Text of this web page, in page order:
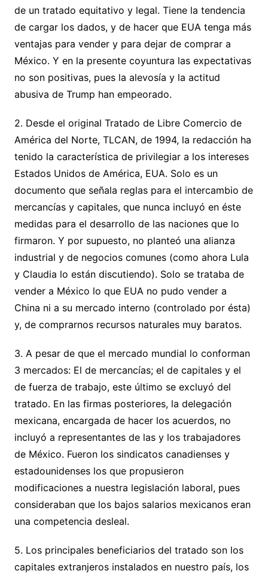
de un tratado equitativo y legal. Tiene la tendencia
de cargar los dados, y de hacer que EUA tenga más
ventajas para vender y para dejar de comprar a
México. Y en la presente coyuntura las expectativas
no son positivas, pues la alevosía y la actitud
abusiva de Trump han empeorado.
2. Desde el original Tratado de Libre Comercio de
América del Norte, TLCAN, de 1994, la redacción ha
tenido la característica de privilegiar a los intereses
Estados Unidos de América, EUA. Solo es un
documento que señala reglas para el intercambio de
mercancías y capitales, que nunca incluyó en éste
medidas para el desarrollo de las naciones que lo
firmaron. Y por supuesto, no planteó una alianza
industrial y de negocios comunes (como ahora Lula
y Claudia lo están discutiendo). Solo se trataba de
vender a México lo que EUA no pudo vender a
China ni a su mercado interno (controlado por ésta)
y, de comprarnos recursos naturales muy baratos.
3. A pesar de que el mercado mundial lo conforman
3 mercados: El de mercancías; el de capitales y el
de fuerza de trabajo, este último se excluyó del
tratado. En las firmas posteriores, la delegación
mexicana, encargada de hacer los acuerdos, no
incluyó a representantes de las y los trabajadores
de México. Fueron los sindicatos canadienses y
estadounidenses los que propusieron
modificaciones a nuestra legislación laboral, pues
consideraban que los bajos salarios mexicanos eran
una competencia desleal.
5. Los principales beneficiarios del tratado son los
capitales extranjeros instalados en nuestro país, los